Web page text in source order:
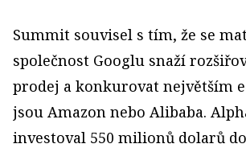
Summit souvisel s tím, že se
společnost Googlu snaží
prodej a konkurovat největším
jsou Amazon nebo Alibaba.
investoval 550 milionů dolarů